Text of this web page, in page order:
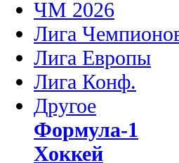
ЧМ 2026
Лига
Лига Европы
Лига Конф.
Другое
Формула-1
Хоккей